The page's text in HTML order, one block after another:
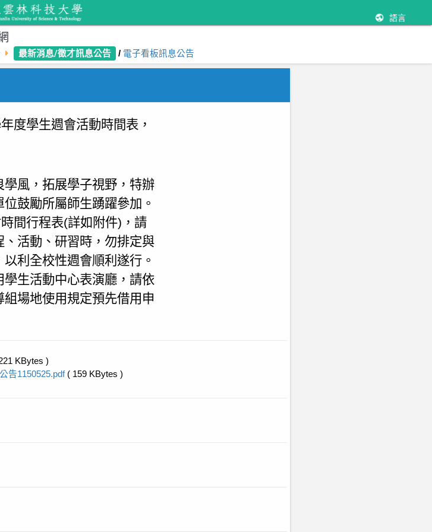
語言
最新消息/徵才訊息公告 / 電子看板訊息公告
度學生週會活動時間表，
風，拓展學子視野，特辦
鼓勵所屬師生踴躍參加。
間行程表(詳如附件)，請
活動、研習時，勿排定與
利全校性週會順利遂行。
生活動中心表演廳，請依
場地使用規定預先借用申
KBytes )
告1150525.pdf ( 159 KBytes )